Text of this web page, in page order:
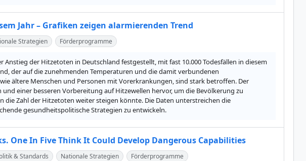
Jahr – Grafiken zeigen alarmierenden Trend
Strategien Förderprogramme
der Hitzetoten in Deutschland festgestellt, mit fast 10.000 Todesfällen in diesem
der auf die zunehmenden Temperaturen und die damit verbundenen
ältere Menschen und Personen mit Vorerkrankungen, sind stark betroffen. Der
einer besseren Vorbereitung auf Hitzewellen hervor, um die Bevölkerung zu
die Zahl der Hitzetoten weiter steigen könnte. Die Daten unterstreichen die
gesundheitspolitische Strategien zu entwickeln.
One In Five Think It Could Develop Dangerous Capabilities
& Standards Nationale Strategien Förderprogramme